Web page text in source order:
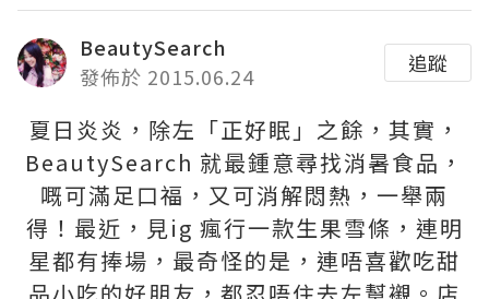
BeautySearch
發佈於 2015.06.24
追蹤
夏日炎炎，除左「正好眠」之餘，其實，
BeautySearch 就最鍾意尋找消暑食品，
嘅可滿足口福，又可消解悶熱，一舉兩
得！最近，見ig 瘋行一款生果雪條，連明
星都有捧場，最奇怪的是，連唔喜歡吃甜